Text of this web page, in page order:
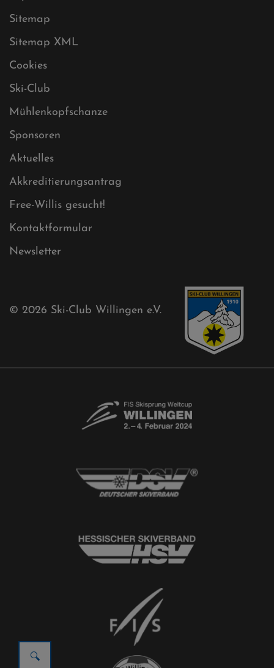
Datenschutz
Impressum
Sitemap
Sitemap XML
Cookies
Ski-Club
Mühlenkopfschanze
Sponsoren
Free-Willis gesucht!
Ski-Club Willingen e.V.